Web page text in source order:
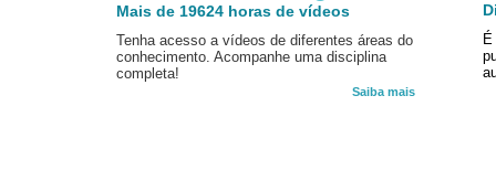
Mais de 19624 horas de vídeos
Tenha acesso a vídeos de diferentes áreas do
conhecimento. Acompanhe uma disciplina
completa!
Saiba mais